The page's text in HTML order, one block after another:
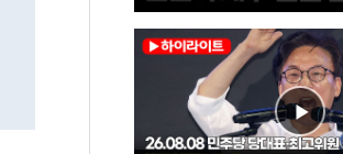
보 인천 합동연설회